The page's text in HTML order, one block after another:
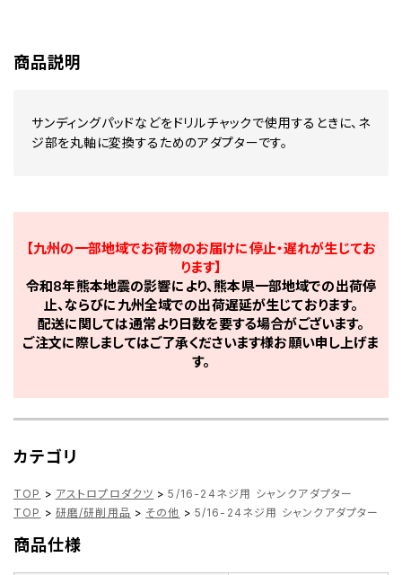
商品説明
サンディングパッドなどをドリルチャックで使用するときに、ネ
ジ部を丸軸に変換するためのアダプターです。
【九州の一部地域でお荷物のお届けに停止・遅れが生じてお
ります】
令和8年熊本地震の影響により、熊本県一部地域での出荷停
止、ならびに九州全域での出荷遅延が生じております。
配送に関しては通常より日数を要する場合がございます。
ご注文に際しましてはご了承くださいます様お願い申し上げま
す。
カテゴリ
TOP > アストロプロダクツ > 5/16-24ネジ用 シャンクアダプター
TOP > 研磨/研削用品 > その他 > 5/16-24ネジ用 シャンクアダプター
商品仕様